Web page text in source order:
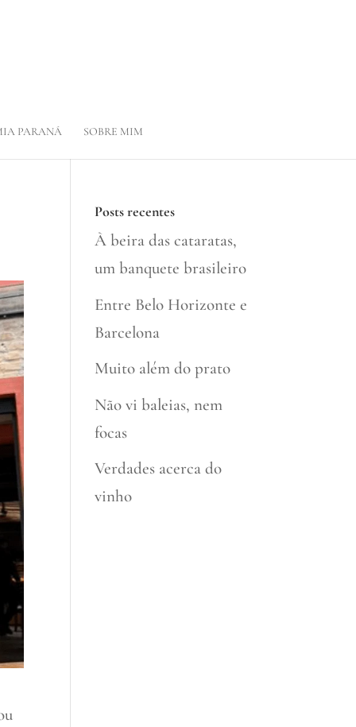
PARANÁ SOBRE MIM
Posts recentes
À beira das cataratas,
um banquete brasileiro
Entre Belo Horizonte e
Barcelona
Muito além do prato
Não vi baleias, nem
focas
Verdades acerca do
vinho